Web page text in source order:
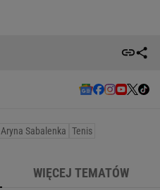
Aryna Sabalenka Tenis
WIĘCEJ TEMATÓW